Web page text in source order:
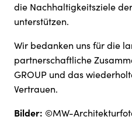
die Nachhaltigkeitsziele der
unterstützen.
Wir bedanken uns für die
partnerschaftliche
GROUP und das
Vertrauen.
Bilder: ©MW-